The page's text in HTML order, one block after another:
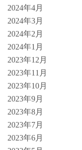
2024年4月
2024年3月
2024年2月
2024年1月
2023年12月
2023年11月
2023年10月
2023年9月
2023年8月
2023年7月
2023年6月